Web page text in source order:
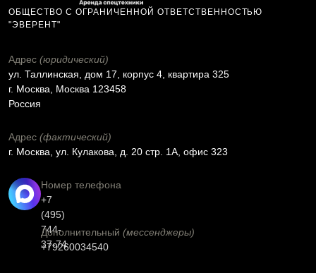
ОБЩЕСТВО С ОГРАНИЧЕННОЙ ОТВЕТСТВЕННОСТЬЮ
"ЭВЕРЕНТ"
Адрес (юридический)
ул. Таллинская, дом 17, корпус 4, квартира 325
г. Москва, Москва 123458
Россия
Адрес (фактический)
г. Москва, ул. Кулакова, д. 20 стр. 1А, офис 323
Номер телефона
+7
(495)
744-
37-74
Дополнительный (мессенджеры)
+79260034540